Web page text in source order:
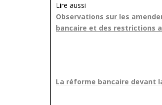
Lire aussi
Observations sur les
bancaire et des restrictions
La réforme bancaire devant